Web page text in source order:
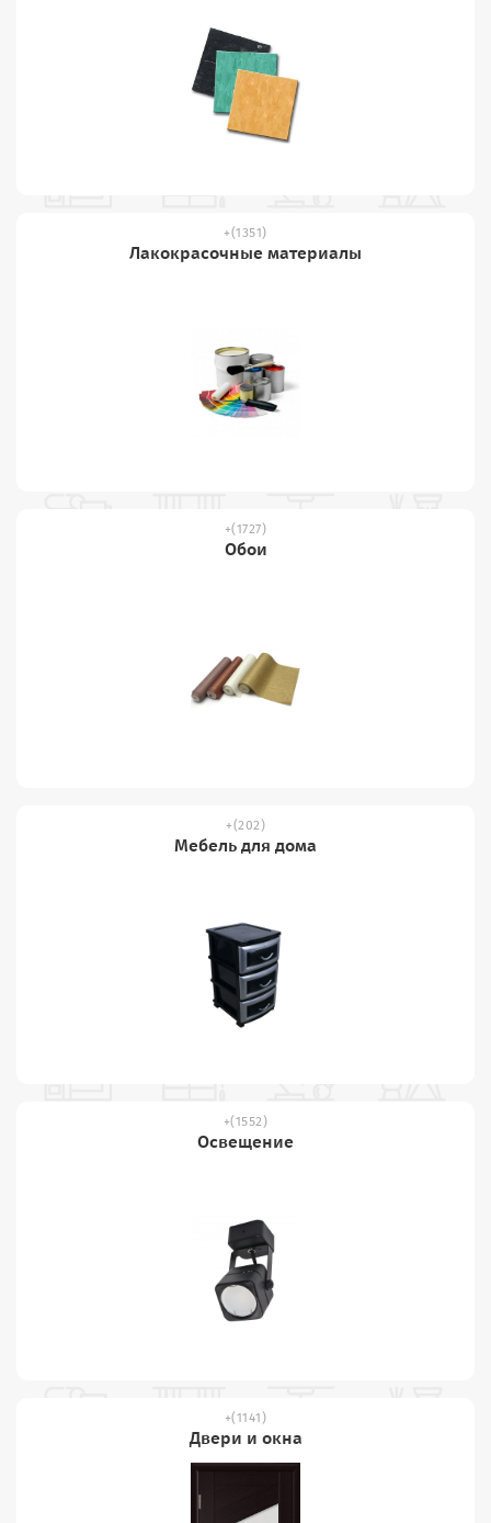
(1351)
Лакокрасочные материалы
(1727)
Обои
(202)
Мебель для дома
(1552)
Освещение
(1141)
Двери и окна